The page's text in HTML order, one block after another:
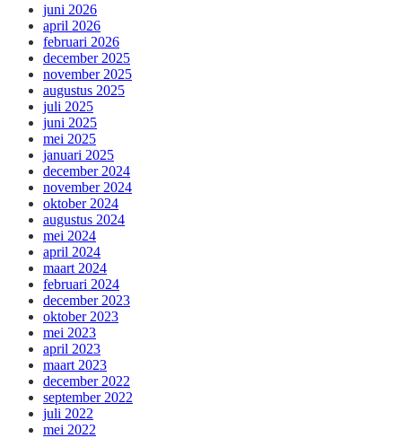
juni 2026
april 2026
februari 2026
december 2025
november 2025
augustus 2025
juli 2025
juni 2025
mei 2025
januari 2025
december 2024
november 2024
oktober 2024
augustus 2024
mei 2024
april 2024
maart 2024
februari 2024
december 2023
oktober 2023
mei 2023
april 2023
maart 2023
december 2022
september 2022
juli 2022
mei 2022